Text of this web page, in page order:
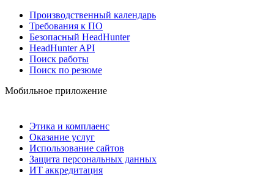
Производственный календарь
Требования к ПО
Безопасный HeadHunter
HeadHunter API
Поиск работы
Поиск по резюме
Мобильное приложение
Этика и комплаенс
Оказание услуг
Использование сайтов
Защита персональных данных
ИТ аккредитация